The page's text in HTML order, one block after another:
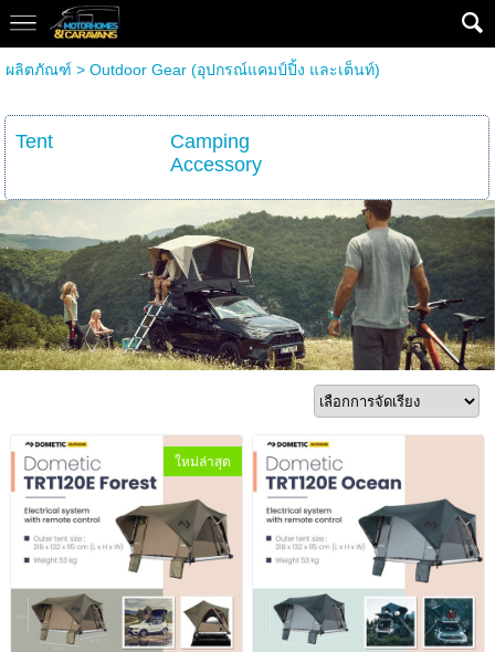
ผลิตภัณฑ์ > Outdoor Gear (อุปกรณ์แคมป์ปิ้ง และเต็นท์)
Tent
Camping
Accessory
ใหม่ล่าสุด